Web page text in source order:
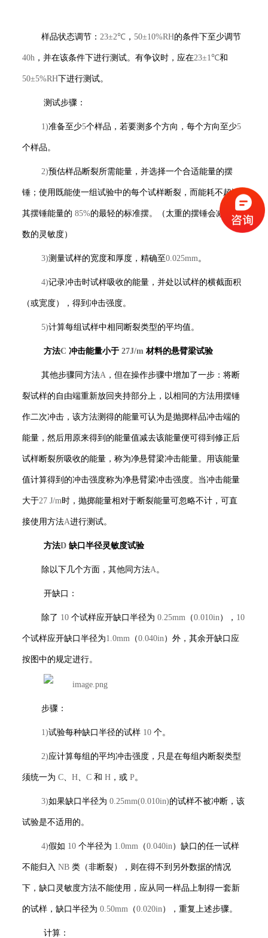
样品状态调节：23±2℃ ，50±10%RH的条件下至少调节
40h ，并在该条件下进行测试。有争议时，应在23±1℃和
50±5%RH下进行测试。
测试步骤：
1)准备至少5个样品，若要测多个方向，每个方向至少5
个样品。
2)预估样品断裂所需能量，并选择一个合适能量的摆
锤；使用既能使一组试验中的每个试样断裂，而能耗不超过
其摆锤能量的 85%的最轻的标准摆。（太重的摆锤会减小读
数的灵敏度）
3)测量试样的宽度和厚度，精确至0.025mm。
4)记录冲击时试样吸收的能量，并处以试样的横截面积
（或宽度），得到冲击强度。
5)计算每组试样中相同断裂类型的平均值。
方法C冲击能量小于 27J/m材料的悬臂梁试验
其他步骤同方法A ，但在操作步骤中增加了一步：将断
裂试样的自由端重新放回夹持部分上，以相同的方法用摆锤
作二次冲击，该方法测得的能量可认为是抛掷样品冲击端的
能量，然后用原来得到的能量值减去该能量便可得到修正后
试样断裂所吸收的能量，称为净悬臂梁冲击能量。用该能量
值计算得到的冲击强度称为净悬臂梁冲击强度。当冲击能量
大于27 J/m时，抛掷能量相对于断裂能量可忽略不计，可直
接使用方法A进行测试。
方法D缺口半径灵敏度试验
除以下几个方面，其他同方法A。
开缺口：
除了 10个试样应开缺口半径为 0.25mm （0.010in）， 10
个试样应开缺口半径为1.0mm （0.040in）外，其余开缺口应
按图中的规定进行。
步骤：
1)试验每种缺口半径的试样 10个。
2)应计算每组的平均冲击强度，只是在每组内断裂类型
须统一为 C 、H 、C和 H ，或 P 。
3)如果缺口半径为 0.25mm(0.010in)的试样不被冲断，该
试验是不适用的。
4)假如 10个半径为 1.0mm （0.040in ）缺口的任一试样
不能归入 NB类（非断裂），则在得不到另外数据的情况
下，缺口灵敏度方法不能使用，应从同一样品上制得一套新
的试样，缺口半径为 0.50mm （0.020in ），重复上述步骤。
计算：